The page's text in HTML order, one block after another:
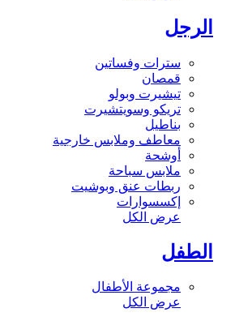
الرجل
سترات وفساتين
قمصان
تيشيرت وبولو
تريكو وسويتشيرت
بناطيل
معاطف وملابس خارجية
أوشحة
ملابس سباحة
ربطات عنق وبوشيت
إكسسوارات
عرض الكل
الطفل
مجموعة الأطفال
عرض الكل